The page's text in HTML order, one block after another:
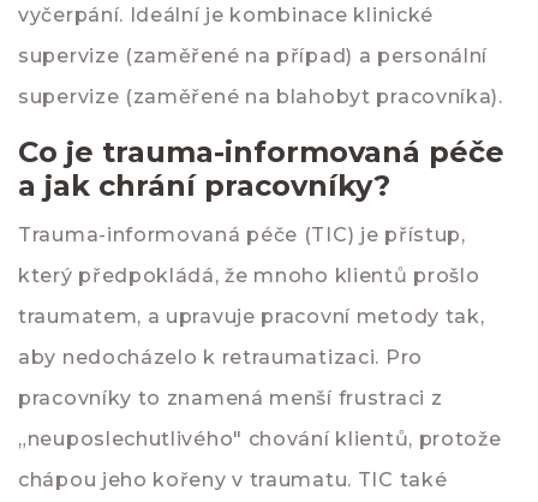
vyčerpání. Ideální je kombinace klinické
supervize (zaměřené na případ) a personální
supervize (zaměřené na blahobyt pracovníka).
Co je trauma-informovaná péče
a jak chrání pracovníky?
Trauma-informovaná péče (TIC) je přístup,
který předpokládá, že mnoho klientů prošlo
traumatem, a upravuje pracovní metody tak,
aby nedocházelo k retraumatizaci. Pro
pracovníky to znamená menší frustraci z
„neuposlechutlivého" chování klientů, protože
chápou jeho kořeny v traumatu. TIC také